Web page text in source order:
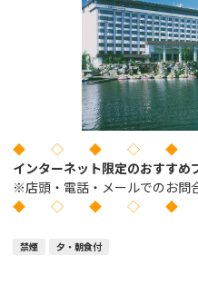
◆ ◇ ◆ ◇ ◆
インターネット限定のおすすめ
※店頭・電話・メールでのお問
◆ ◇ ◆ ◇ ◆
禁煙 夕・朝食付